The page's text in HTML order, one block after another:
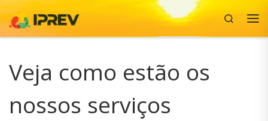
Skip to content
Search
Veja como estão os
nossos serviços